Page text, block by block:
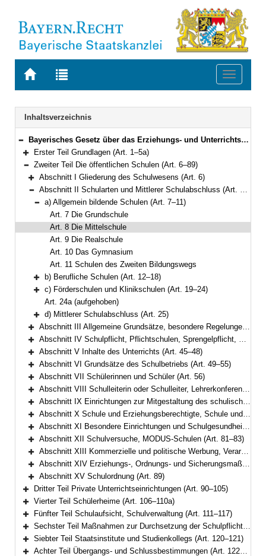
Zur
BAYERN.RECHT
Zur
letzten
Suche
Toggle
Navigation
Inhaltsverzeichnis
Bereich reduzieren
Bayerisches Gesetz über das Erziehungs- und Unterrichtswesen (BayEUG) in der Fassung der Bekanntmachung vom 31. Mai 2000 (GVBl. S. 414, 632) BayRS 2230-1-1-K (Art. 1–125)
Bereich erweitern
Erster Teil Grundlagen (Art. 1–5a)
Bereich reduzieren
Zweiter Teil Die öffentlichen Schulen (Art. 6–89)
Bereich erweitern
Abschnitt I Gliederung des Schulwesens (Art. 6)
Bereich reduzieren
Abschnitt II Schularten und Mittlerer Schulabschluss (Art. 7–25)
Bereich reduzieren
a) Allgemein bildende Schulen (Art. 7–11)
Art. 7 Die Grundschule
Art. 8 Die Mittelschule
Art. 9 Die Realschule
Art. 10 Das Gymnasium
Art. 11 Schulen des Zweiten Bildungswegs
Bereich erweitern
b) Berufliche Schulen (Art. 12–18)
Bereich erweitern
c) Förderschulen und Klinikschulen (Art. 19–24)
Art. 24a (aufgehoben)
Bereich erweitern
d) Mittlerer Schulabschluss (Art. 25)
Bereich erweitern
Abschnitt III Allgemeine Grundsätze, besondere Regelungen für Pflichtschulen (Art. 26–34)
Bereich erweitern
Abschnitt IV Schulpflicht, Pflichtschulen, Sprengelpflicht, Gastschulverhältnisse, Wahl des schulischen Bildungswegs (Art. 35–44)
Bereich erweitern
Abschnitt V Inhalte des Unterrichts (Art. 45–48)
Bereich erweitern
Abschnitt VI Grundsätze des Schulbetriebs (Art. 49–55)
Bereich erweitern
Abschnitt VII Schülerinnen und Schüler (Art. 56)
Bereich erweitern
Abschnitt VIII Schulleiterin oder Schulleiter, Lehrerkonferenz, Lehrkräfte und sonstiges Personal (Art. 57–61)
Bereich erweitern
Abschnitt IX Einrichtungen zur Mitgestaltung des schulischen Lebens (Art. 62–73)
Bereich erweitern
Abschnitt X Schule und Erziehungsberechtigte, Schule und Arbeitgeber (Art. 74–77)
Bereich erweitern
Abschnitt XI Besondere Einrichtungen und Schulgesundheit (Art. 78–80)
Bereich erweitern
Abschnitt XII Schulversuche, MODUS-Schulen (Art. 81–83)
Bereich erweitern
Abschnitt XIII Kommerzielle und politische Werbung, Verarbeitung personenbezogener Daten (Art. 84–85a)
Bereich erweitern
Abschnitt XIV Erziehungs-, Ordnungs- und Sicherungsmaßnahmen (Art. 86–88a)
Bereich erweitern
Abschnitt XV Schulordnung (Art. 89)
Bereich erweitern
Dritter Teil Private Unterrichtseinrichtungen (Art. 90–105)
Bereich erweitern
Vierter Teil Schülerheime (Art. 106–110a)
Bereich erweitern
Fünfter Teil Schulaufsicht, Schulverwaltung (Art. 111–117)
Bereich erweitern
Sechster Teil Maßnahmen zur Durchsetzung der Schulpflicht, Ordnungswidrigkeiten (Art. 118–119)
Bereich erweitern
Siebter Teil Staatsinstitute und Studienkollegs (Art. 120–121)
Achter Teil Übergangs- und Schlussbestimmungen (Art. 122–125)